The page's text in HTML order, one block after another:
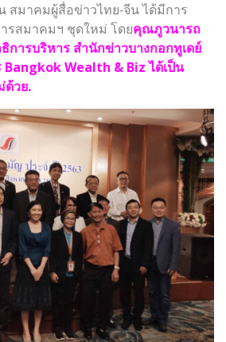
สมาคมผู้สื่อข่าวไทย-จีน ได้มีการ
รสมาคมฯ ชุดใหม่ โดยคุณภูวนารถ
ารบริหาร สำนักข่าวบางกอกทูเดย์
Wealth & Biz ได้เป็น
ด้วย.